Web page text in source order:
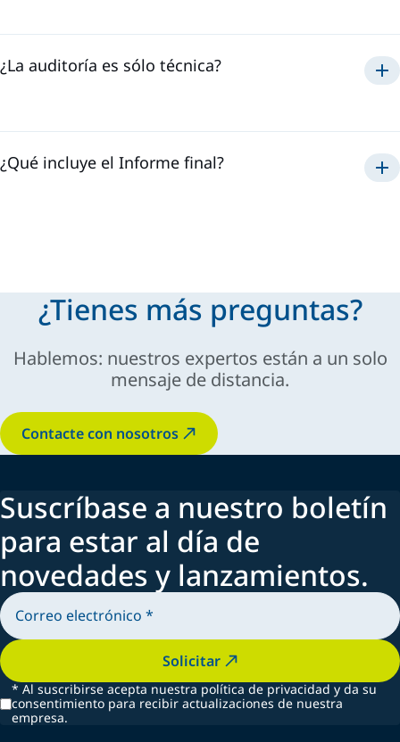
¿La auditoría es sólo técnica?
¿Qué incluye el Informe final?
¿Tienes más preguntas?
Hablemos: nuestros expertos están a un solo
mensaje de distancia.
Contacte con nosotros
Suscríbase a nuestro boletín
para estar al día de
novedades y lanzamientos.
Solicitar
* Al suscribirse acepta nuestra política de privacidad y da su
consentimiento para recibir actualizaciones de nuestra
empresa.